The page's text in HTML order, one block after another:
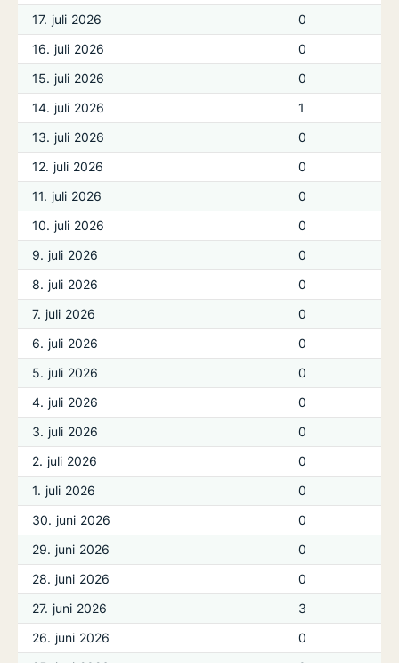
17. juli 2026
0
16. juli 2026
0
15. juli 2026
0
14. juli 2026
1
13. juli 2026
0
12. juli 2026
0
11. juli 2026
0
10. juli 2026
0
9. juli 2026
0
8. juli 2026
0
7. juli 2026
0
6. juli 2026
0
5. juli 2026
0
4. juli 2026
0
3. juli 2026
0
2. juli 2026
0
1. juli 2026
0
30. juni 2026
0
29. juni 2026
0
28. juni 2026
0
27. juni 2026
3
26. juni 2026
0